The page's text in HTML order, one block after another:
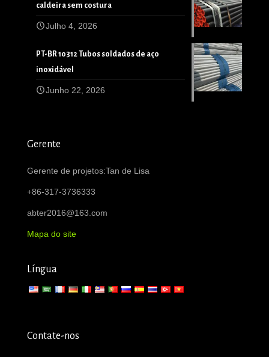
caldeira sem costura
Julho 4, 2026
PT-BR 10312 Tubos soldados de aço
inoxidável
Junho 22, 2026
Gerente
Gerente de projetos:Tan de Lisa
+86-317-3736333
abter2016@163.com
Mapa do site
Língua
Contate-nos